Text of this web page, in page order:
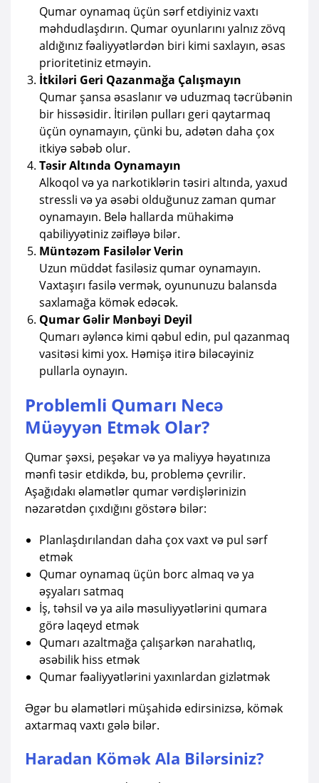
Qumar oynamaq üçün sərf etdiyiniz vaxtı
məhdudlaşdırın. Qumar oyunlarını yalnız zövq
aldığınız fəaliyyətlərdən biri kimi saxlayın, əsas
prioritetiniz etməyin.
İtkiləri Geri Qazanmağa Çalışmayın
Qumar şansa əsaslanır və uduzmaq təcrübənin
bir hissəsidir. İtirilən pulları geri qaytarmaq
üçün oynamayın, çünki bu, adətən daha çox
itkiyə səbəb olur.
Təsir Altında Oynamayın
Alkoqol və ya narkotiklərin təsiri altında, yaxud
stressli və ya əsəbi olduğunuz zaman qumar
oynamayın. Belə hallarda mühakimə
qabiliyyətiniz zəifləyə bilər.
Müntəzəm Fasilələr Verin
Uzun müddət fasiləsiz qumar oynamayın.
Vaxtaşırı fasilə vermək, oyununuzu balansda
saxlamağa kömək edəcək.
Qumar Gəlir Mənbəyi Deyil
Qumarı əyləncə kimi qəbul edin, pul qazanmaq
vasitəsi kimi yox. Həmişə itirə biləcəyiniz
pullarla oynayın.
Problemli Qumarı Necə
Müəyyən Etmək Olar?
Qumar şəxsi, peşəkar və ya maliyyə həyatınıza
mənfi təsir etdikdə, bu, problemə çevrilir.
Aşağıdakı əlamətlər qumar vərdişlərinizin
nəzarətdən çıxdığını göstərə bilər:
Planlaşdırılandan daha çox vaxt və pul sərf
etmək
Qumar oynamaq üçün borc almaq və ya
əşyaları satmaq
İş, təhsil və ya ailə məsuliyyətlərini qumara
görə laqeyd etmək
Qumarı azaltmağa çalışarkən narahatlıq,
əsəbilik hiss etmək
Qumar fəaliyyətlərini yaxınlardan gizlətmək
Əgər bu əlamətləri müşahidə edirsinizsə, kömək
axtarmaq vaxtı gələ bilər.
Haradan Kömək Ala Bilərsiniz?